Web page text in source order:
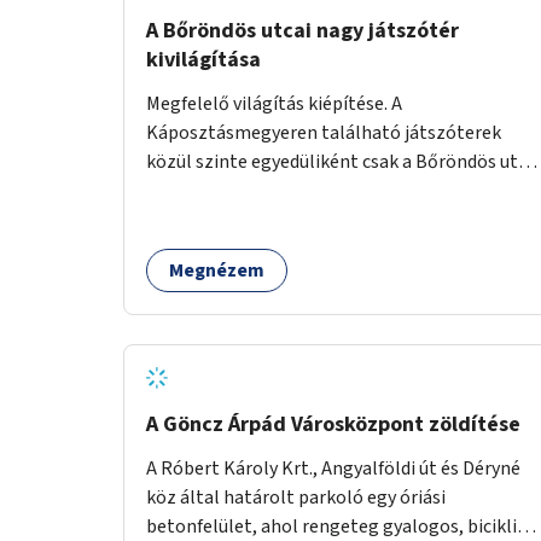
A Bőröndös utcai nagy játszótér
kivilágítása
Megfelelő világítás kiépítése. A
Káposztásmegyeren található játszóterek
közül szinte egyedüliként csak a Bőröndös utca
miatt a őszi és téli hónapokban nem lehet ide
járni a gyerekekkel.
Megnézem
A Göncz Árpád Városközpont zöldítése
A Róbert Károly Krt., Angyalföldi út és Déryné
köz által határolt parkoló egy óriási
betonfelület, ahol rengeteg gyalogos, biciklis